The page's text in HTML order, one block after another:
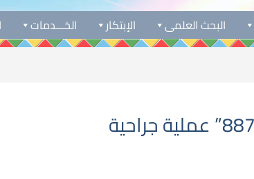
الخـــدمات الإبتكار البحث العلمى